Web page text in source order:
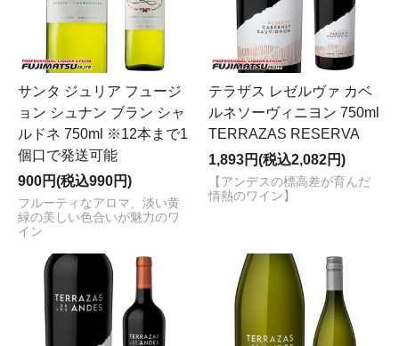
サンタ ジュリア フュージ
ョン シュナン ブラン シャ
ルドネ 750ml ※12本まで1
個口で発送可能
900円(税込990円)
フルーティなアロマ、淡い黄
緑の美しい色合いが魅力のワ
イン
テラザス レゼルヴァ カベ
ルネソーヴィニヨン 750ml
TERRAZAS RESERVA
1,893円(税込2,082円)
【アンデスの標高差が育んだ
情熱のワイン】